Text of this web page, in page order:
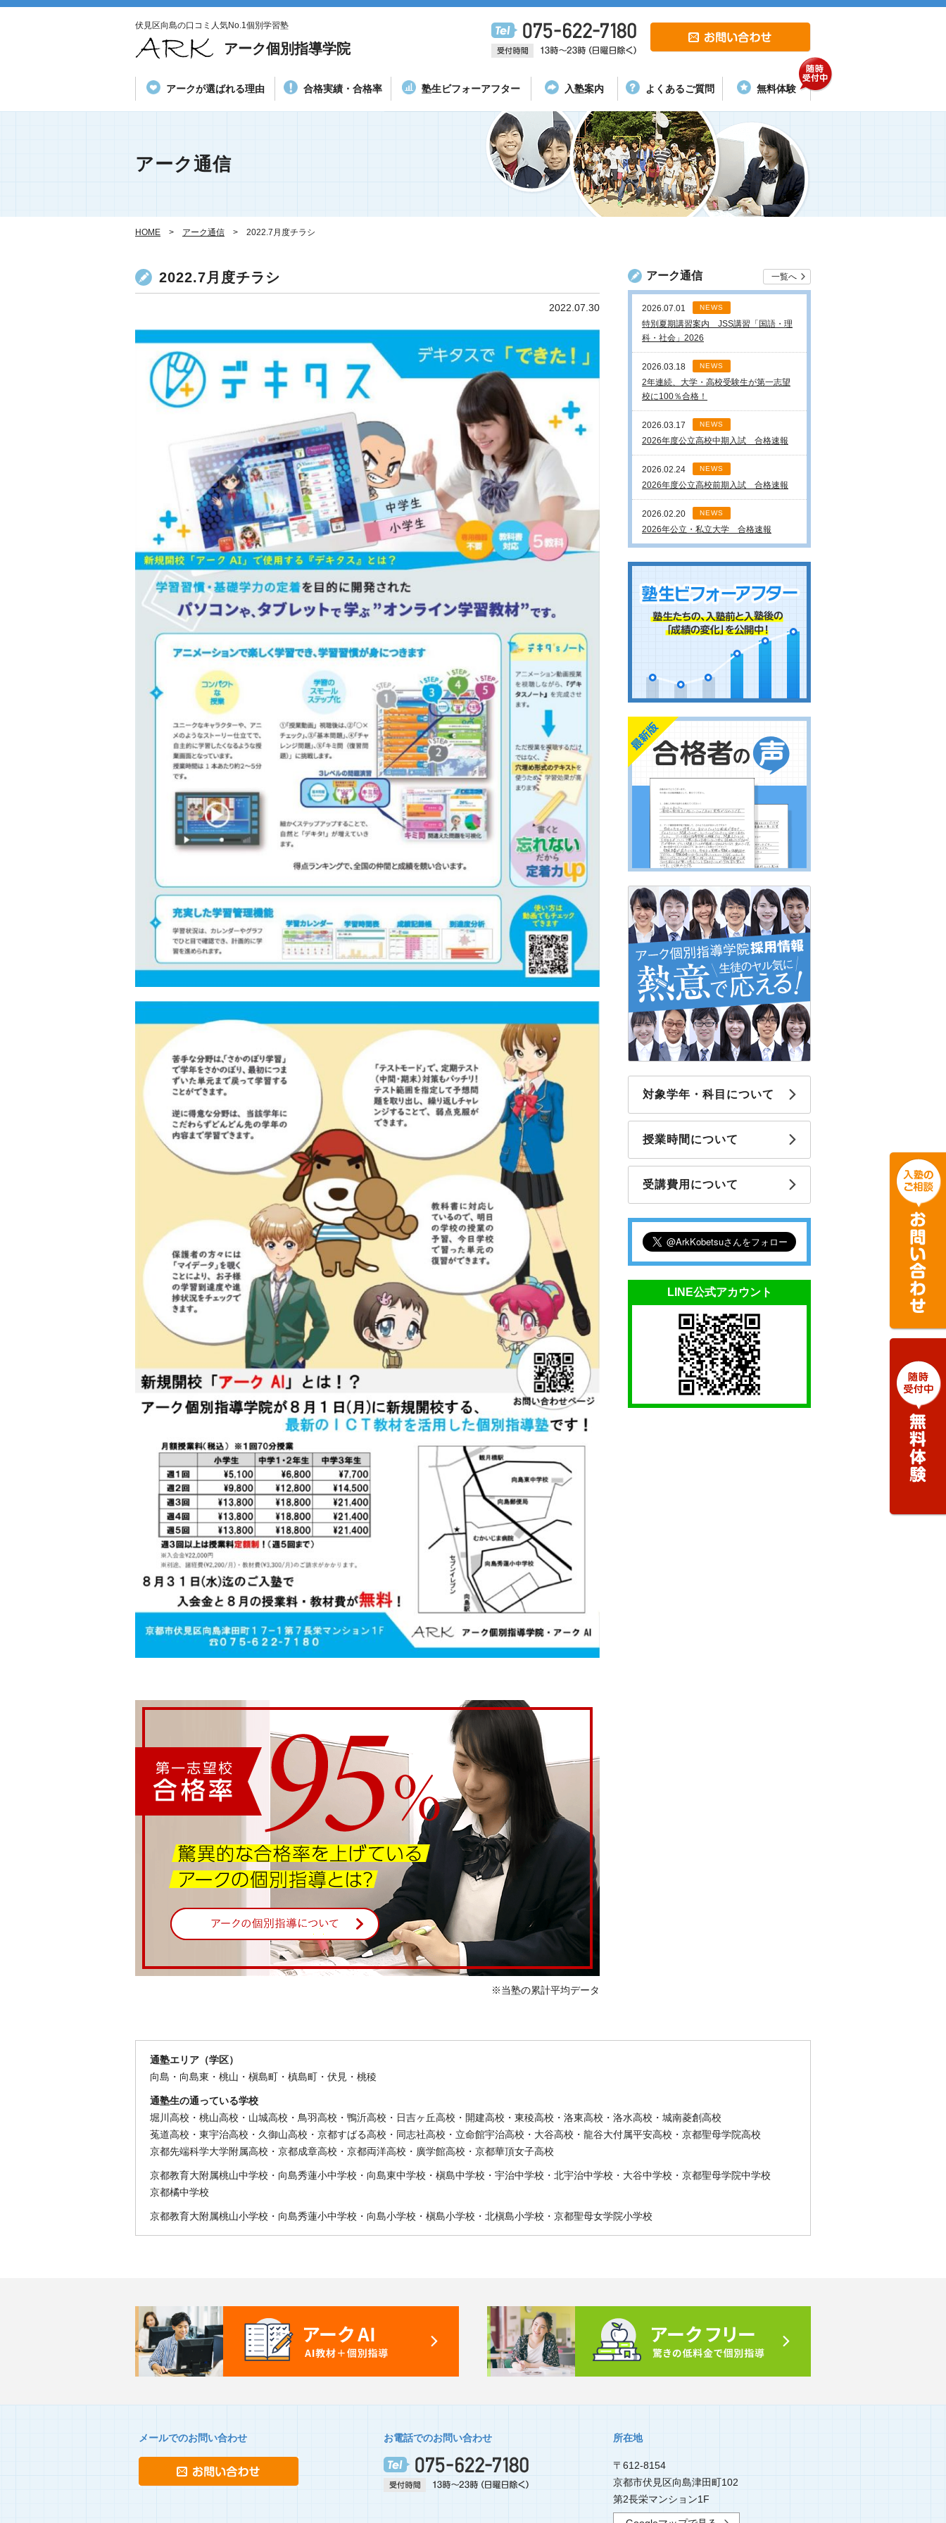
伏見区向島の口コミ人気No.1個別学習塾
アーク個別指導学院
アークが選ばれる理由 合格実績・合格率 塾生ビフォーアフター 入塾案内 よくあるご質問 無料体験
アーク通信
HOME アーク通信 2022.7月度チラシ
2022.7月度チラシ
2022.07.30
※当塾の累計平均データ
アーク通信 一覧へ
2026.07.01 NEWS
特別夏期講習案内 JSS講習「国語・理
科・社会」2026
2026.03.18 NEWS
2年連続、大学・高校受験生が第一志望
校に100％合格！
2026.03.17 NEWS
2026年度公立高校中期入試 合格速報
2026.02.24 NEWS
2026年度公立高校前期入試 合格速報
2026.02.20 NEWS
2026年公立・私立大学 合格速報
対象学年・科目について
授業時間について
受講費用について
LINE公式アカウント
通塾エリア（学区）
向島・向島東・桃山・槇島町・槙島町・伏見・桃稜
通塾生の通っている学校
堀川高校・桃山高校・山城高校・鳥羽高校・鴨沂高校・日吉ヶ丘高校・開建高校・東稜高校・洛東高校・洛水高校・城南菱創高校
菟道高校・東宇治高校・久御山高校・京都すばる高校・同志社高校・立命館宇治高校・大谷高校・龍谷大付属平安高校・京都聖母学院高校
京都先端科学大学附属高校・京都成章高校・京都両洋高校・廣学館高校・京都華頂女子高校
京都教育大附属桃山中学校・向島秀蓮小中学校・向島東中学校・槇島中学校・宇治中学校・北宇治中学校・大谷中学校・京都聖母学院中学校
京都橘中学校
京都教育大附属桃山小学校・向島秀蓮小中学校・向島小学校・槇島小学校・北槇島小学校・京都聖母女学院小学校
メールでのお問い合わせ お電話でのお問い合わせ 所在地
〒612-8154
京都市伏見区向島津田町102
第2長栄マンション1F